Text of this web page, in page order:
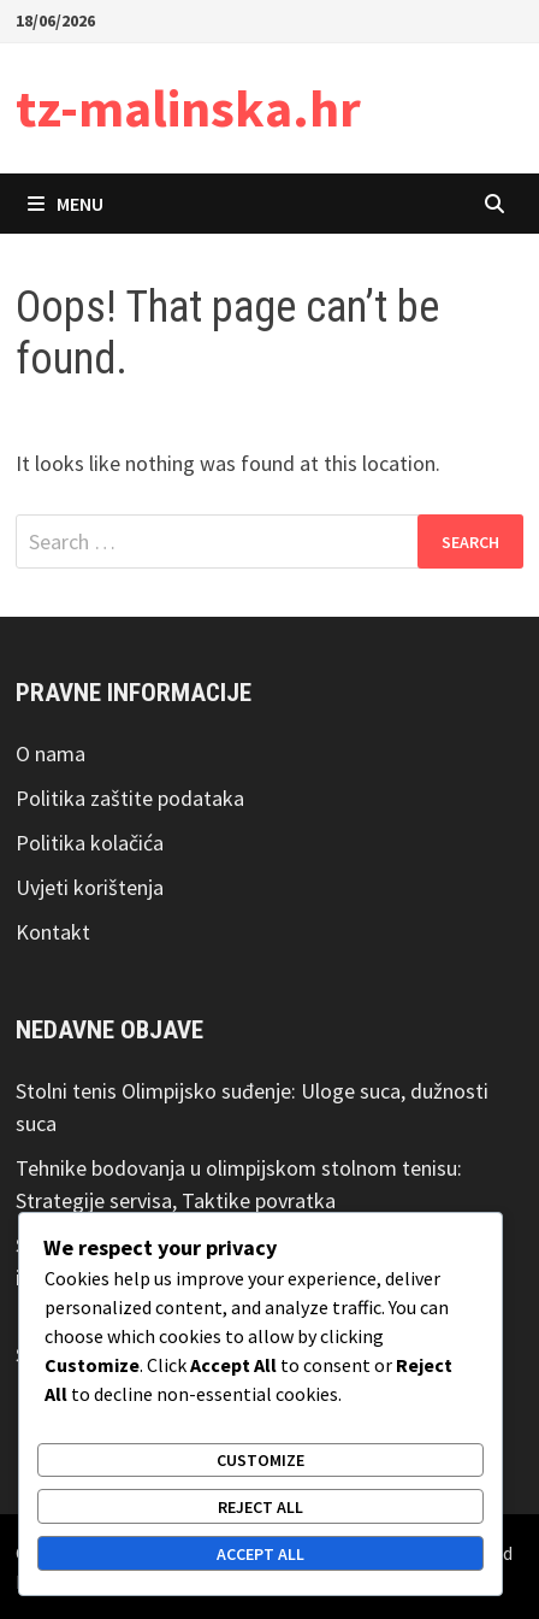
Skip18/06/2026
tz-malinska.hr
MENU
Oops! That page can’t be
found.
It looks like nothing was found at this location.
Search
for:
PRAVNE INFORMACIJE
O nama
Politika zaštite podataka
Politika kolačića
Uvjeti korištenja
Kontakt
NEDAVNE OBJAVE
Stolni tenis Olimpijsko suđenje: Uloge suca, dužnosti
suca
Tehnike bodovanja u olimpijskom stolnom tenisu:
Strategije servisa, Taktike povratka
Stolni tenis Olimpijska pravila ponašanja: Ponašanje
igrača, Kodeks ponašanja
Etiquette igrača u olimpijskom stolnom tenisu:
Sportsko ponašanje, Poštovanje
Mehanika bodovanja u olimpijskom stolnom tenisu:
Copyright © 2026 tz-malinska.hr. Powered by
and
Bam
We respect your privacy
Cookies help us improve your experience, deliver
personalized content, and analyze traffic. You can
choose which cookies to allow by clicking
Customize. ClickAccept All to consent or Reject
All to decline non-essential cookies.
CUSTOMIZE
REJECT ALL
ACCEPT ALL